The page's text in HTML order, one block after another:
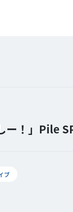
！」Pile
ブ